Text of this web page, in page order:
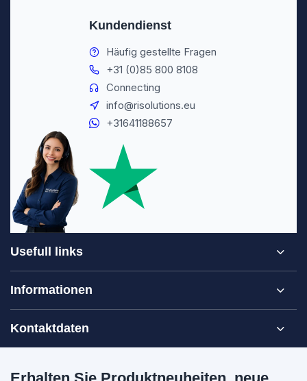
Kundendienst
Häufig gestellte Fragen
+31 (0)85 800 8108
Connecting
info@risolutions.eu
+31641188657
Usefull links
Informationen
Kontaktdaten